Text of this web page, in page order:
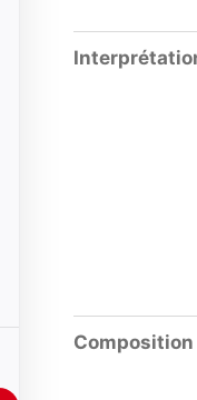
Composition